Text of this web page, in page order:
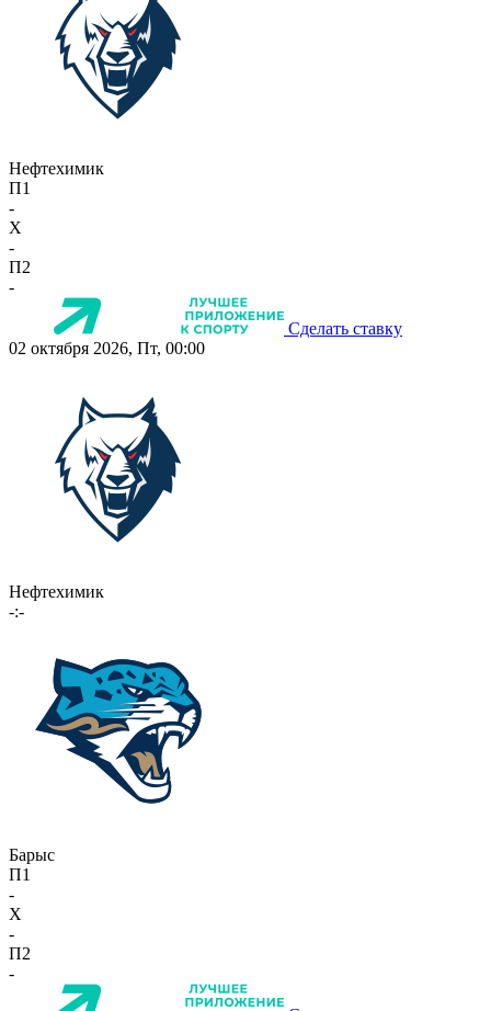
Нефтехимик
П1
-
X
-
П2
-
Сделать ставку
02 октября 2026, Пт, 00:00
Нефтехимик
-:-
Барыс
П1
-
X
-
П2
-